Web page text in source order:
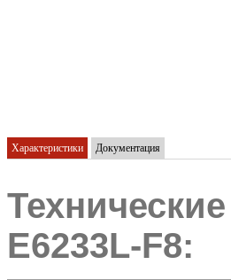
Характеристики Документация
E6233L-F8: